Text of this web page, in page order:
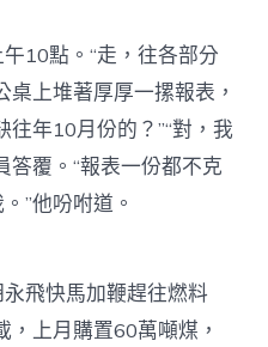
10點。“走，往各部分
上堆著厚厚一摞報表，
年10月份的？”“對，我
答覆。“報表一份都不克
”他吩咐道。
飛快馬加鞭趕往燃料
，上月購置60萬噸煤，